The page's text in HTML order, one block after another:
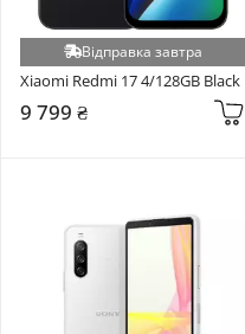
Відправка завтра
Xiaomi Redmi 17 4/128GB Black
9 799 ₴